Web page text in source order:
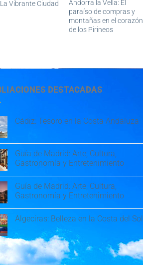
Vibrante Ciudad
Andorra la Vella: El
paraíso de compras y
montañas en el corazón
de los Pirineos
DESTACADAS
Cádiz: Tesoro en la Costa Andaluza
Guía de Madrid: Arte, Cultura,
Gastronomía y Entretenimiento
Guía de Madrid: Arte, Cultura,
Gastronomía y Entretenimiento
Algeciras: Belleza en la Costa del Sol